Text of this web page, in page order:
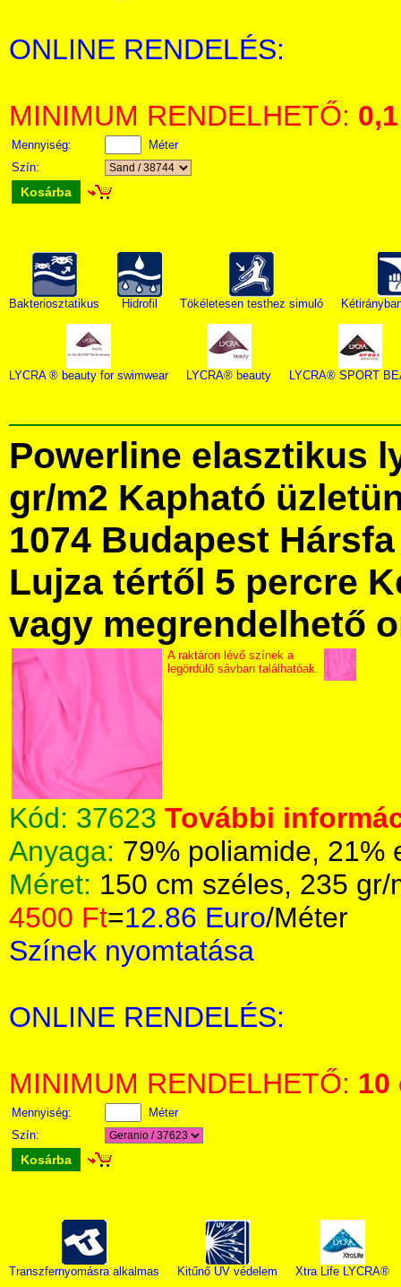
ONLINE RENDELÉS:
MINIMUM RENDELHETŐ: 0,1
Mennyiség:
Méter
Szín:
Kosárba
Bakteriosztatikus Hidrofil Tökéletesen testhez simuló
LYCRA ® beauty for swimwear LYCRA® beauty LYCRA® SPORT
Powerline elasztikus
gr/m2 Kapható
1074 Budapest
Lujza tértől 5 percre
vagy megrendelhető
A raktáron lévő színek a
legördülő sávban találhatóak.
Kód: 37623 További
Anyaga: 79% poliamide, 21%
Méret: 150 cm széles, 235 gr/
4500 Ft=12.86 Euro/Méter
Színek nyomtatása
ONLINE RENDELÉS:
MINIMUM RENDELHETŐ: 10
Mennyiség:
Méter
Szín:
Kosárba
Transzfernyomásra alkalmas Kitűnő UV védelem Xtra Life LYCRA®